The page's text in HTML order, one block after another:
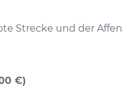
Strecke und der
€)